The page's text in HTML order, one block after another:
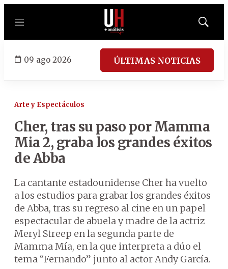
Menú
Mostrar
09 ago 2026 ÚLTIMAS NOTICIAS
Arte y Espectáculos
Cher, tras su paso por Mamma
Mia 2, graba los grandes éxitos
de Abba
La cantante estadounidense Cher ha vuelto
a los estudios para grabar los grandes éxitos
de Abba, tras su regreso al cine en un papel
espectacular de abuela y madre de la actriz
Meryl Streep en la segunda parte de
Mamma Mía, en la que interpreta a dúo el
tema “Fernando” junto al actor Andy García.